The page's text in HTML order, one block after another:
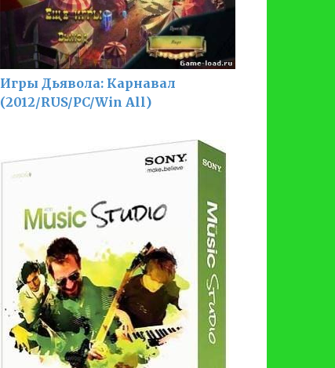
Игры Дьявола: Карнавал
(2012/RUS/PC/Win All)